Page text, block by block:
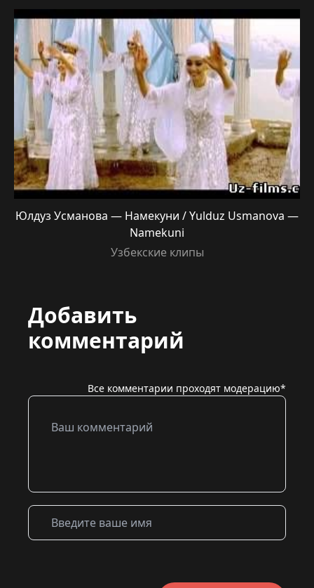
Юлдуз Усманова — Намекуни / Yulduz Usmanova —
Namekuni
Узбекские клипы
Добавить
комментарий
Все комментарии проходят модерацию*